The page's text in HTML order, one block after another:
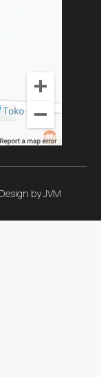
by JVM